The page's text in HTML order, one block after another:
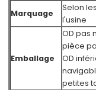
Marquage
Selon
l'usine
Emballage
OD pas
pièce
OD
petites